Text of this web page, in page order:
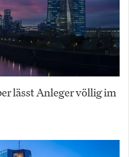
lässt Anleger völlig im